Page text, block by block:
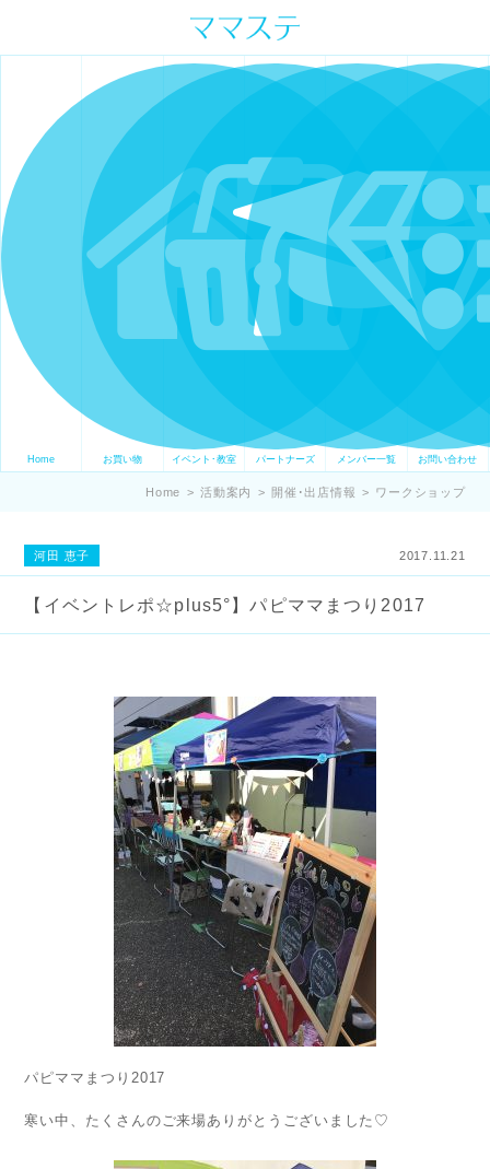
ママの才能発信します。 手づくり
表現ステージ ママステ スキル・セ
ンスを表現したいママが集まって
ます。
Home お買い物 イベント･教室 パートナーズ メンバー一覧 お問い合わせ
Home > 活動案内 > 開催･出店情報 > ワークショップ
河田 恵子 2017.11.21
【イベントレポ☆plus5°】パピママまつり2017
パピママまつり2017
寒い中、たくさんのご来場ありがとうございました♡